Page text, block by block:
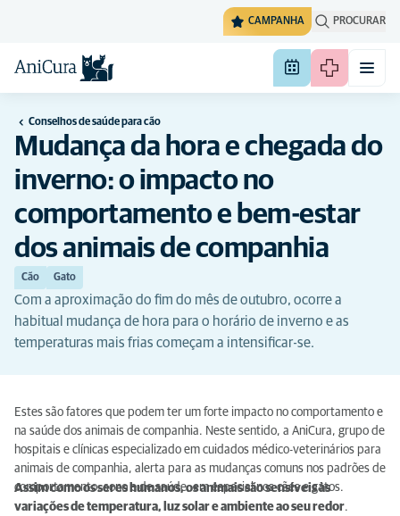
CAMPANHA PROCURAR
Conselhos de saúde para cão
Mudança da hora e chegada do
inverno: o impacto no
comportamento e bem-estar
dos animais de companhia
Cão Gato
Com a aproximação do fim do mês de outubro, ocorre a
habitual mudança de hora para o horário de inverno e as
temperaturas mais frias começam a intensificar-se.
Estes são fatores que podem ter um forte impacto no comportamento e
na saúde dos animais de companhia. Neste sentido, a AniCura, grupo de
hospitais e clínicas especializado em cuidados médico-veterinários para
animais de companhia, alerta para as mudanças comuns nos padrões de
comportamento, sono e de saúde, em especial nos cães e gatos.
Assim como os seres humanos, os animais são sensíveis às
variações de temperatura, luzsolar e ambiente ao seu redor.